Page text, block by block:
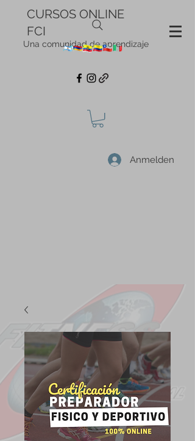
CURSOS ONLINE
FCI
Una comunidad de aprendizaje
Anmelden